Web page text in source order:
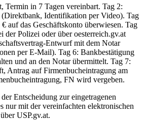
Termin in 7 Tagen vereinbart. Tag 2:
Identifikation per Video). Tag
auf das Geschäftskonto überwiesen. Tag
der Polizei oder über oesterreich.gv.at
Entwurf mit dem Notar
per E-Mail). Tag 6: Bankbestätigung
und an den Notar übermittelt. Tag 7:
Antrag auf Firmenbucheintragung am
FN wird vergeben.
Entscheidung zur eingetragenen
nur mit der vereinfachten elektronischen
USP.gv.at.